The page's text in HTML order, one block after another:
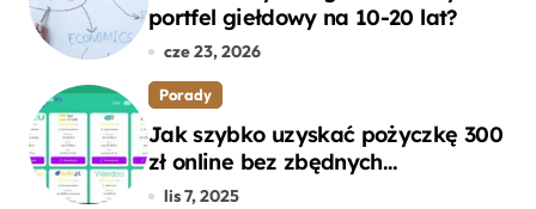
portfel giełdowy na 10-20 lat?
cze 23, 2026
Porady
Jak szybko uzyskać pożyczkę 300
zł online bez zbędnych
formalności?
lis 7, 2025